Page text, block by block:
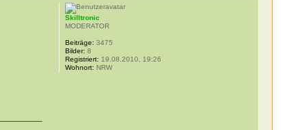
Skilltronic
MODERATOR
Beiträge: 3475
Bilder: 8
Registriert: 19.08.2010, 19:26
Wohnort: NRW